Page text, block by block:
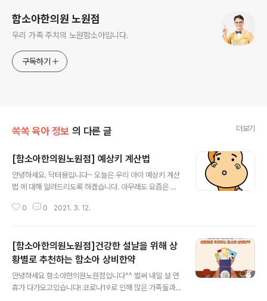
함소아한의원 노원점
우리 가족 주치의 노원함소아입니다.
구독하기
쏙쏙 육아 정보 의 다른 글 더보기
[함소아한의원노원점] 예상키 계산법
안녕하세요. 닥터용입니다~ 오늘은 우리 아이 예상키 계산
법 에 대해 알려드리도록 하겠습니다. 아무래도 요즘은 부
많이 있으십니다^^ 저는 작은편이나.. 저의 아들은 컸으면
산법 이 조금 다른데요. 어렵지 않으니 잘 따라해보시길 !!
★여자아이 예상키 계산법 : (아빠키 + 엄마키 -13) / 2 ★
남자아이 예상키 계산법 : (아빠키 + 엄마키 +13) / 2 예를
들면, 아빠키 (180cm) 엄마키(160cm) 였을 때 여자아이
0 0 2021. 3. 12.
[함소아한의원노원점]건강한 설날을 위해 상
황별로 추천하는 함소아 상비한약
안녕하세요 함소아한의원노원점입니다^^ 벌써 내일 설 연
휴가 다가오고있습니다! 코로나19로 인해 많은 가족들과